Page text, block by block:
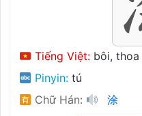
Tiếng Việt: bôi, thoa
Pinyin: tú
Chữ Hán:
涂